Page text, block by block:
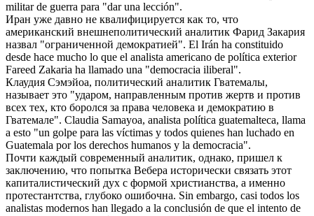
militar de guerra para "dar una lección".
Иран уже давно не квалифицируется как то, что
американский внешнеполитический аналитик Фарид Закария
назвал "ограниченной демократией". El Irán ha constituido
desde hace mucho lo que el analista americano de política exterior
Fareed Zakaria ha llamado una "democracia iliberal".
Клаудия Сэмэйоа, политический аналитик Гватемалы,
называет это "ударом, направленным против жертв и против
всех тех, кто боролся за права человека и демократию в
Гватемале". Claudia Samayoa, analista política guatemalteca, llama
a esto "un golpe para las víctimas y todos quienes han luchado en
Guatemala por los derechos humanos y la democracia".
Почти каждый современный аналитик, однако, пришел к
заключению, что попытка Вебера исторически связать этот
капиталистический дух с формой христианства, а именно
протестантства, глубоко ошибочна. Sin embargo, casi todos los
analistas modernos han llegado a la conclusión de que el intento de